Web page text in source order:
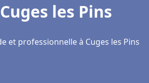
les Pins
et professionnelle à Cuges les Pins